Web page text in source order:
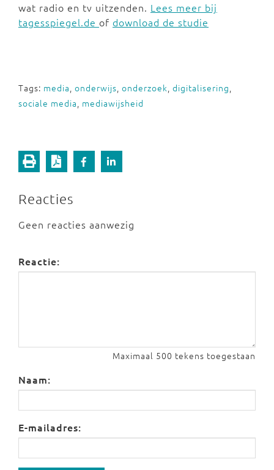
wat radio en tv uitzenden. Lees meer bij
tagesspiegel.de of download de studie
Tags: media, onderwijs, onderzoek, digitalisering,
sociale media, mediawijsheid
Reacties
Geen reacties aanwezig
Reactie:
Maximaal 500 tekens toegestaan
Naam:
E-mailadres: